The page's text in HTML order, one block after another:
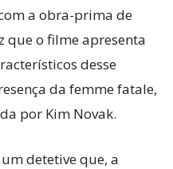
a obra-prima de
que o filme apresenta
desse
da femme fatale,
por Kim Novak.
detetive que, a